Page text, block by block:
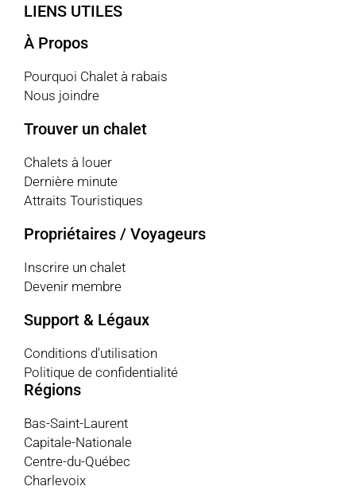
LIENS UTILES
À Propos
Pourquoi Chalet à rabais
Nous joindre
Trouver un chalet
Chalets à louer
Dernière minute
Attraits Touristiques
Propriétaires / Voyageurs
Inscrire un chalet
Devenir membre
Support & Légaux
Conditions d'utilisation
Politique de confidentialité
Régions
Bas-Saint-Laurent
Capitale-Nationale
Centre-du-Québec
Charlevoix